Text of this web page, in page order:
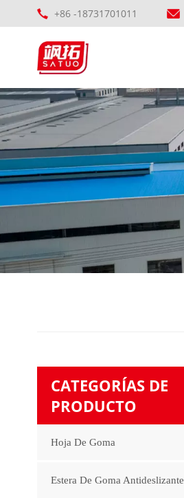
+86 -18731701011
CATEGORÍAS DE
PRODUCTO
Hoja De Goma
Estera De Goma Antideslizante